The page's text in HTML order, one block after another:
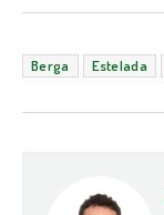
Berga Estelada